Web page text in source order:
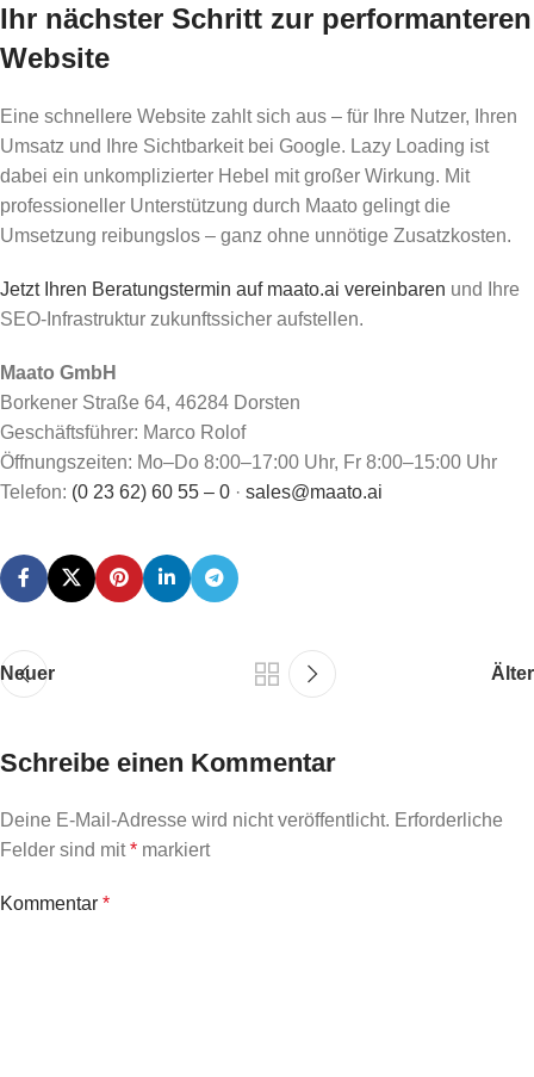
Ihr nächster Schritt zur performanteren
Website
Eine schnellere Website zahlt sich aus – für Ihre Nutzer, Ihren
Umsatz und Ihre Sichtbarkeit bei Google. Lazy Loading ist
dabei ein unkomplizierter Hebel mit großer Wirkung. Mit
professioneller Unterstützung durch Maato gelingt die
Umsetzung reibungslos – ganz ohne unnötige Zusatzkosten.
Jetzt Ihren Beratungstermin auf maato.ai vereinbaren und Ihre
SEO-Infrastruktur zukunftssicher aufstellen.
Maato GmbH
Borkener Straße 64, 46284 Dorsten
Geschäftsführer: Marco Rolof
Öffnungszeiten: Mo–Do 8:00–17:00 Uhr, Fr 8:00–15:00 Uhr
Telefon: (0 23 62) 60 55 – 0 · sales@maato.ai
Neuer Älter
Schreibe einen Kommentar
Deine E-Mail-Adresse wird nicht veröffentlicht. Erforderliche
Felder sind mit* markiert
Kommentar *